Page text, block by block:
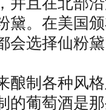
黛。在美国
会选择仙粉
制各种风格
的葡萄酒是